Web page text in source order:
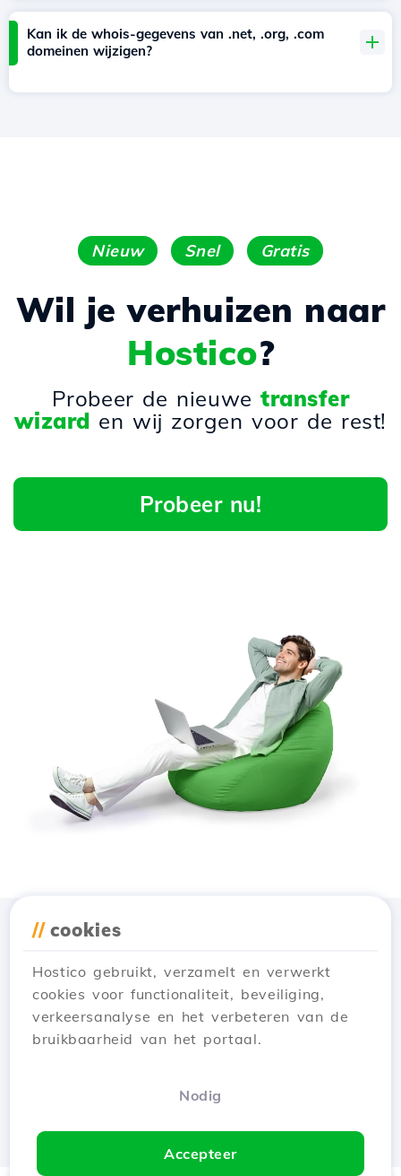
Kan ik de whois-gegevens van .net, .org, .com
domeinen wijzigen?
Nieuw Snel Gratis
Wil je verhuizen naar
Hostico?
Probeer de nieuwetransfer
wizard en wij zorgen voor de rest!
Probeer nu!
// cookies
Hostico gebruikt, verzamelt en verwerkt
cookies voor functionaliteit, beveiliging,
verkeersanalyse en het verbeteren van de
bruikbaarheid van het portaal.
Nodig
Accepteer
Download de app